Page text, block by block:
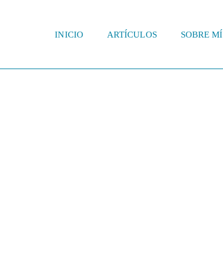
INICIO ARTÍCULOS SOBRE MÍ